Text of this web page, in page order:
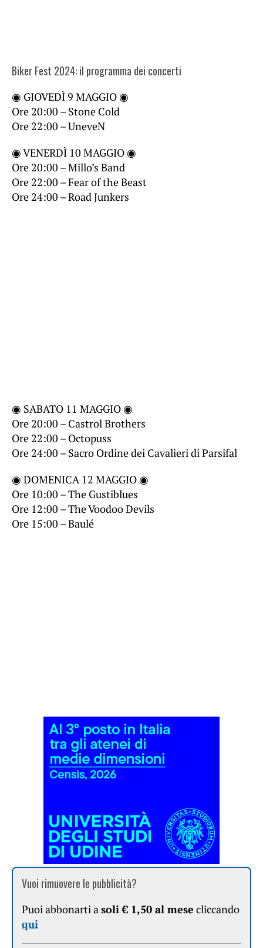
Biker Fest 2024: il programma dei concerti
◉ GIOVEDÌ 9 MAGGIO ◉
Ore 20:00 – Stone Cold
Ore 22:00 – UneveN
◉ VENERDÌ 10 MAGGIO ◉
Ore 20:00 – Millo’s Band
Ore 22:00 – Fear of the Beast
Ore 24:00 – Road Junkers
◉ SABATO 11 MAGGIO ◉
Ore 20:00 – Castrol Brothers
Ore 22:00 – Octopuss
Ore 24:00 – Sacro Ordine dei Cavalieri di Parsifal
◉ DOMENICA 12 MAGGIO ◉
Ore 10:00 – The Gustiblues
Ore 12:00 – The Voodoo Devils
Ore 15:00 – Baulé
Vuoi rimuovere le pubblicità?
Puoi abbonarti asoli € 1,50 al mese cliccando
qui